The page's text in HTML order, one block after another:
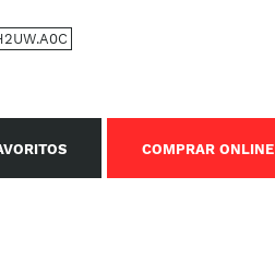
COMPRAR ONLINE